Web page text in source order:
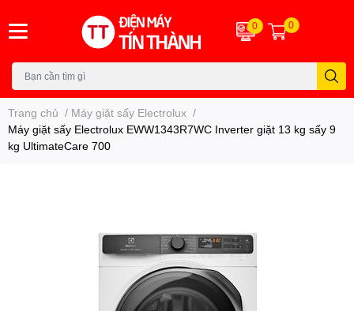
0 0
Trang chủ / Máy giặt sấy Electrolux /
Máy giặt sấy Electrolux EWW1343R7WC Inverter giặt 13 kg sấy 9
kg UltimateCare 700